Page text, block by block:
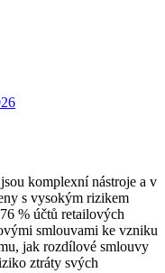
komplexní nástroje a v
s vysokým rizikem
% účtů retailových
smlouvami ke vzniku
jak rozdílové smlouvy
ztráty svých